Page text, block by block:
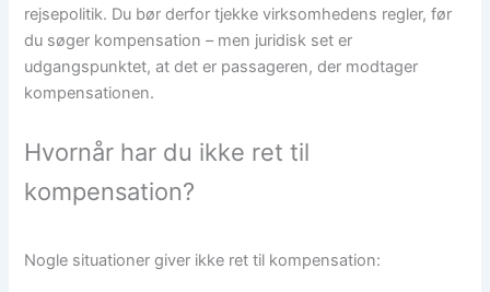
rejsepolitik. Du bør derfor tjekke virksomhedens regler, før
du søger kompensation – men juridisk set er
udgangspunktet, at det er passageren, der modtager
kompensationen.
Hvornår har du ikke ret til
kompensation?
Nogle situationer giver ikke ret til kompensation: